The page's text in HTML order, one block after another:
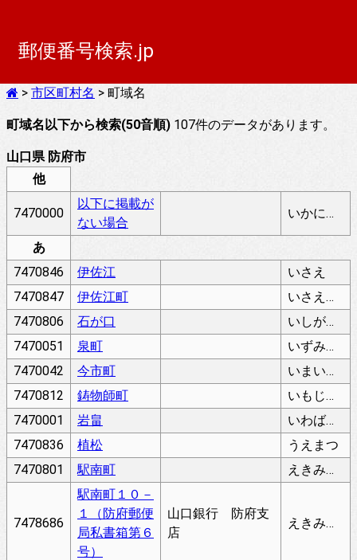
郵便番号検索.jp
> 市区町村名 > 町域名
町域名以下から検索(50音順) 107件のデータがあります。
山口県 防府市
他
7470000
以下に掲載が
ない場合
いかにけいさいがないばあい
あ
7470846
伊佐江
いさえ
7470847
伊佐江町
いさえちょう
7470806
石が口
いしがぐち
7470051
泉町
いずみちょう
7470042
今市町
いまいちちょう
7470812
鋳物師町
いもじちょう
7470001
岩畠
いわばたけ
7470836
植松
うえまつ
7470801
駅南町 えきみなみまち
7478686
駅南町１０－
１（防府郵便
局私書箱第６
号）
山口銀行 防府支
店
えきみなみまち